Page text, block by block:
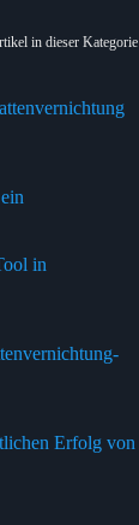
in dieser Kategorie
in
Erfolg von